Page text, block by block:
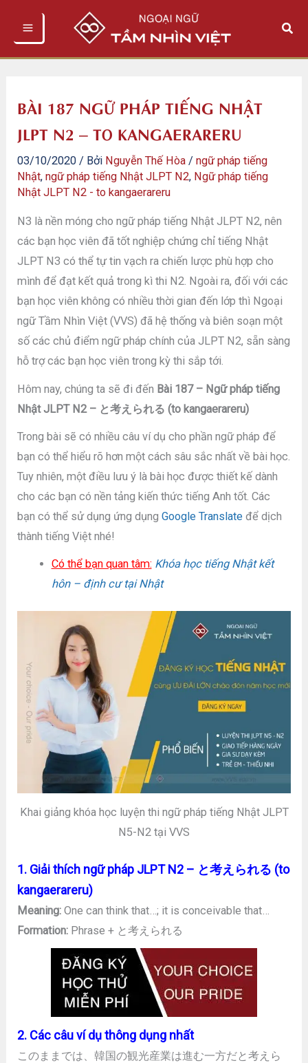
Tìm
BÀI 187 NGỮ PHÁP TIẾNG NHẬT
JLPT N2 – TO KANGAERARERU
03/10/2020 / Bởi Nguyễn Thế Hòa /ngữ pháp tiếng
Nhật,ngữ pháp tiếng Nhật JLPT N2, Ngữ pháp tiếng
Nhật JLPT N2 - to kangaerareru
N3 là nền móng cho ngữ pháp tiếng Nhật JLPT N2, nên
các bạn học viên đã tốt nghiệp chứng chỉ tiếng Nhật
JLPT N3 có thể tự tin vạch ra chiến lược phù hợp cho
mình để đạt kết quả trong kì thi N2. Ngoài ra, đối với các
bạn học viên không có nhiều thời gian đến lớp thì Ngoại
ngữ Tầm Nhìn Việt (VVS) đã hệ thống và biên soạn một
số các chủ điểm ngữ pháp chính của JLPT N2, sẵn sàng
hỗ trợ các bạn học viên trong kỳ thi sắp tới.
Hôm nay, chúng ta sẽ đi đến Bài 187 – Ngữ pháp tiếng
Nhật JLPT N2 – と考えられる (to kangaerareru)
Trong bài sẽ có nhiều câu ví dụ cho phần ngữ pháp để
bạn có thể hiểu rõ hơn một cách sâu sắc nhất về bài học.
Tuy nhiên, một điều lưu ý là bài học được thiết kế dành
cho các bạn có nền tảng kiến thức tiếng Anh tốt. Các
bạn có thể sử dụng ứng dụngGoogle Translate để dịch
thành tiếng Việt nhé!
Có thể bạn quan tâm: Khóa học tiếng Nhật kết
hôn – định cư tại Nhật
Khai giảng khóa học luyện thi ngữ pháp tiếng Nhật JLPT
N5-N2 tại VVS
1. Giải thích ngữ pháp JLPT N2 – と考えられる (to
kangaerareru)
Meaning: One can think that…; it is conceivable that…
Formation: Phrase + と考えられる
2. Các câu ví dụ thông dụng nhất
このままでは、韓国の観光産業は進む一方だと考えら